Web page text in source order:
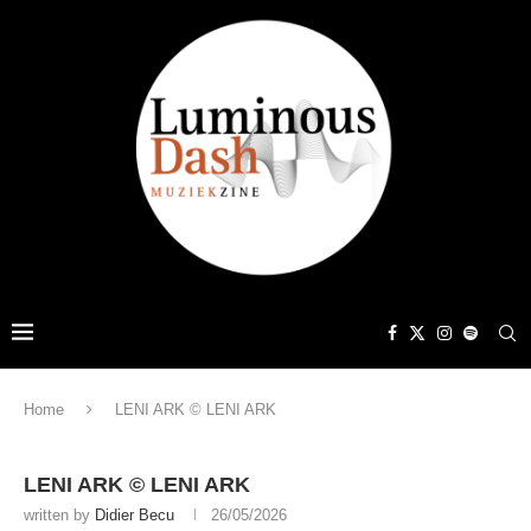
Home LENI ARK © LENI ARK
LENI ARK © LENI ARK
written by Didier Becu 26/05/2026